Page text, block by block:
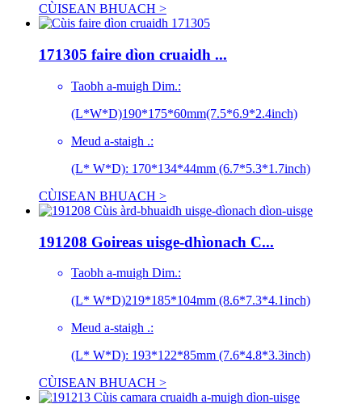
CÙISEAN BHUACH >
171305 faire dìon cruaidh ...
Taobh a-muigh Dim.:
(L*W*D)190*175*60mm(7.5*6.9*2.4inch)
Meud a-staigh .:
(L* W*D): 170*134*44mm (6.7*5.3*1.7inch)
CÙISEAN BHUACH >
191208 Goireas uisge-dhìonach C...
Taobh a-muigh Dim.:
(L* W*D)219*185*104mm (8.6*7.3*4.1inch)
Meud a-staigh .:
(L* W*D): 193*122*85mm (7.6*4.8*3.3inch)
CÙISEAN BHUACH >